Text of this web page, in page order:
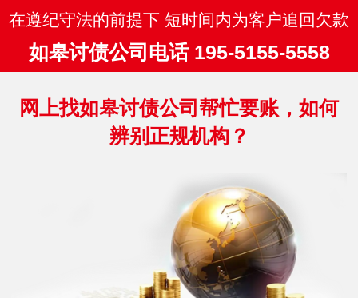
在遵纪守法的前提下 短时间内为客户追回欠款
如皋讨债公司电话 195-5155-5558
网上找如皋讨债公司帮忙要账，如何
辨别正规机构？